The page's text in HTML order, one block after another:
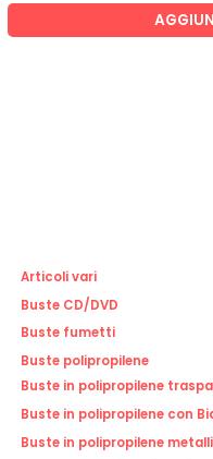
Articoli vari
Buste CD/DVD
Buste fumetti
Buste polipropilene
Buste in polipropilene
Buste in polipropilene con
Buste in polipropilene